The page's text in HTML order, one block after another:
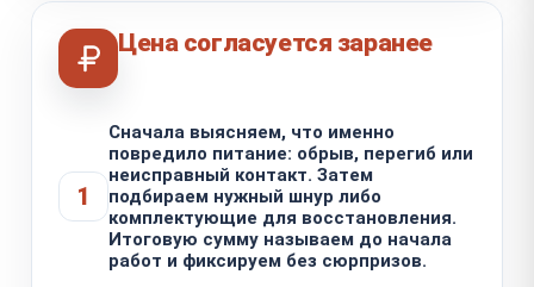
Цена согласуется заранее
1
Сначала выясняем, что именно
повредило питание: обрыв, перегиб или
неисправный контакт. Затем
подбираем нужный шнур либо
комплектующие для восстановления.
Итоговую сумму называем до начала
работ и фиксируем без сюрпризов.